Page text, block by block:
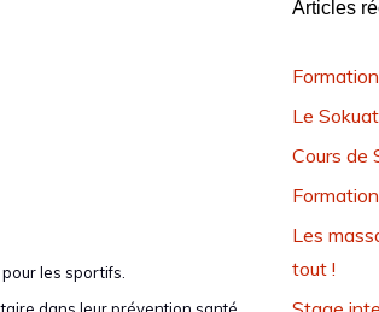
les sportifs.
dans leur prévention santé
Articles
Le
Cours de
Les
tout !